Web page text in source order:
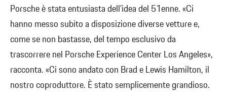
Porsche è stata entusiasta dell’idea del 51enne. «Ci
hanno messo subito a disposizione diverse vetture e,
come se non bastasse, del tempo esclusivo da
trascorrere nel Porsche Experience Center Los Angeles»,
racconta. «Ci sono andato con Brad e Lewis Hamilton, il
nostro coproduttore. È stato semplicemente grandioso.